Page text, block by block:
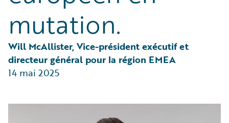
mutation.
Will McAllister, Vice-président exécutif et
directeur général pour la région EMEA
14 mai 2025